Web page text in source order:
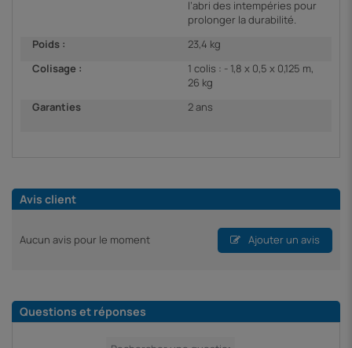
l’abri des intempéries pour
prolonger la durabilité.
Poids :
23,4 kg
Colisage :
1 colis : - 1,8 x 0,5 x 0,125 m,
26 kg
Garanties
2 ans
Avis client
Aucun avis pour le moment Ajouter un avis
Questions et réponses